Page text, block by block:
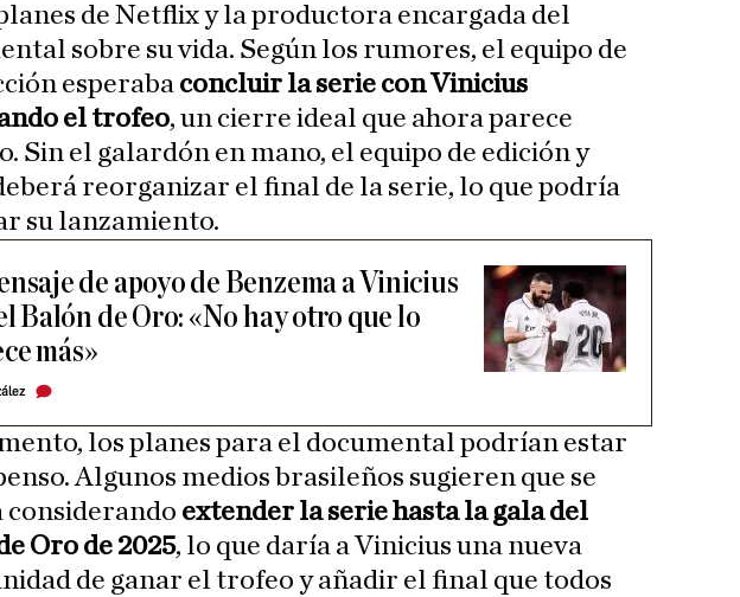
de Netflix y la productora encargada del
sobre su vida. Según los rumores, el equipo de
esperaba concluir la serie con Vinicius
el trofeo, un cierre ideal que ahora parece
Sin el galardón en mano, el equipo de edición y
reorganizar el final de la serie, lo que podría
su lanzamiento.
de apoyo de Benzema a Vinicius
Balón de Oro: «No hay otro que lo
más»
los planes para el documental podrían estar
Algunos medios brasileños sugieren que se
considerando extender la serie hasta la gala del
Oro de 2025, lo que daría a Vinicius una nueva
de ganar el trofeo y añadir el final que todos